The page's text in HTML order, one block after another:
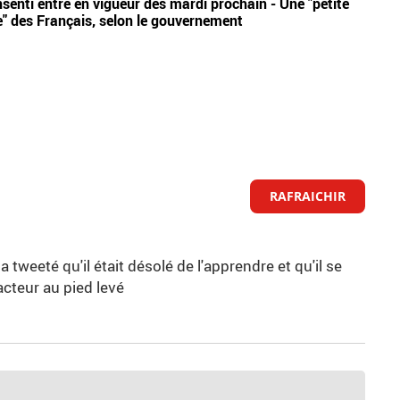
des Français, selon le gouvernement
RAFRAICHIR
tweeté qu'il était désolé de l'apprendre et qu'il se
au pied levé